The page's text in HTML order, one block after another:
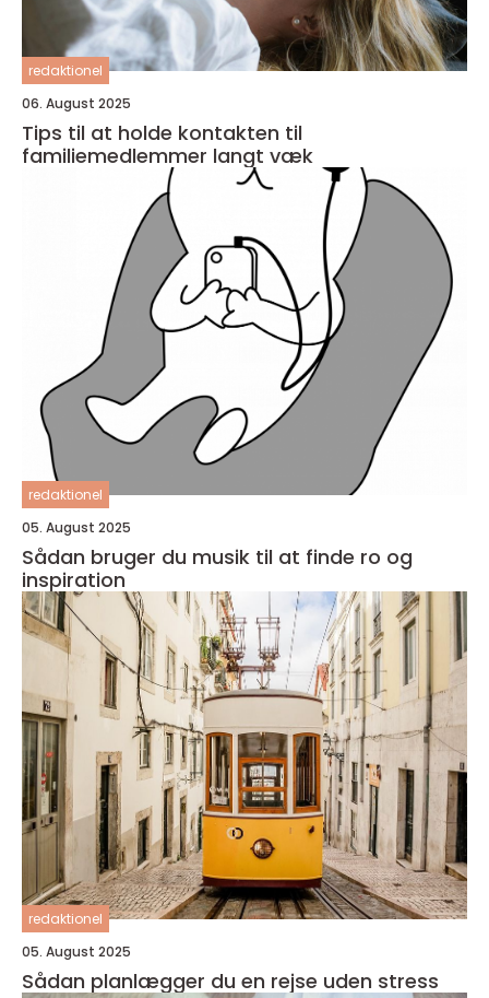
redaktionel
06. August 2025
Tips til at holde kontakten til
familiemedlemmer langt væk
redaktionel
05. August 2025
Sådan bruger du musik til at finde ro og
inspiration
redaktionel
05. August 2025
Sådan planlægger du en rejse uden stress